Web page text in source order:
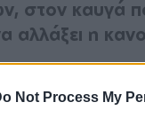
Not Process My
στον καυγά
αλλάξει η
ξεκαθαρίσει τη